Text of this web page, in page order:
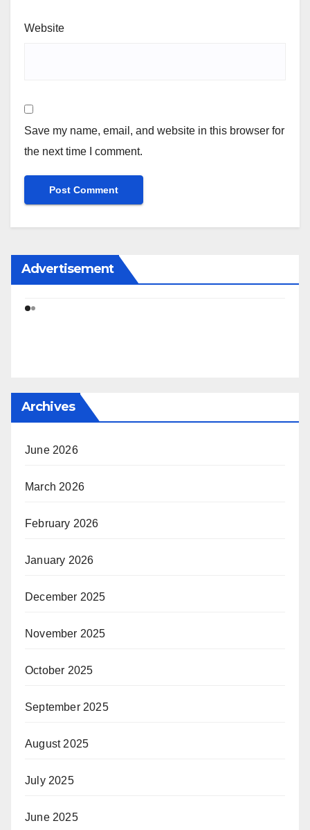
Website
Save my name, email, and website in this browser for
the next time I comment.
Advertisement
Archives
June 2026
March 2026
February 2026
January 2026
December 2025
November 2025
October 2025
September 2025
August 2025
July 2025
June 2025